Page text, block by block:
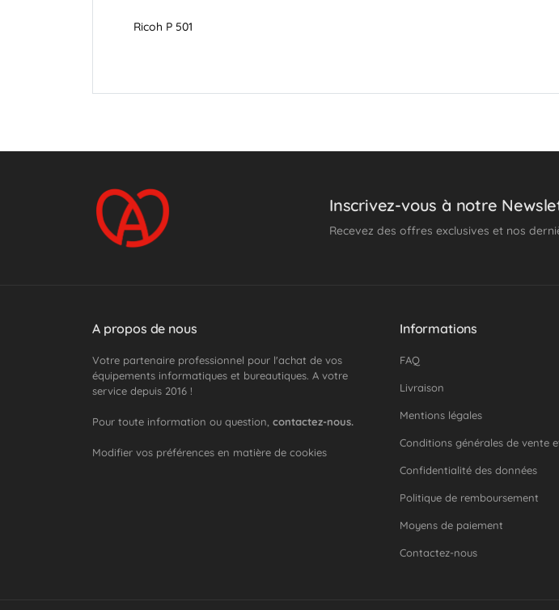
Ricoh P 501
Inscrivez-vous à notre
Recevez des offres exclusives et nos
A propos de nous
Votre partenaire professionnel pour l'achat de vos
équipements informatiques et bureautiques. A votre
service depuis 2016 !
Pour toute information ou question, contactez-nous.
Modifier vos préférences en matière de cookies
Informations
FAQ
Livraison
Mentions légales
Conditions générales de vente
Confidentialité des données
Politique de remboursement
Moyens de paiement
Contactez-nous